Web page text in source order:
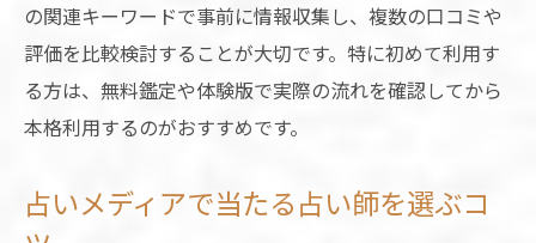
の関連キーワードで事前に情報収集し、複数の口コミや
評価を比較検討することが大切です。特に初めて利用す
る方は、無料鑑定や体験版で実際の流れを確認してから
本格利用するのがおすすめです。
占いメディアで当たる占い師を選ぶコ